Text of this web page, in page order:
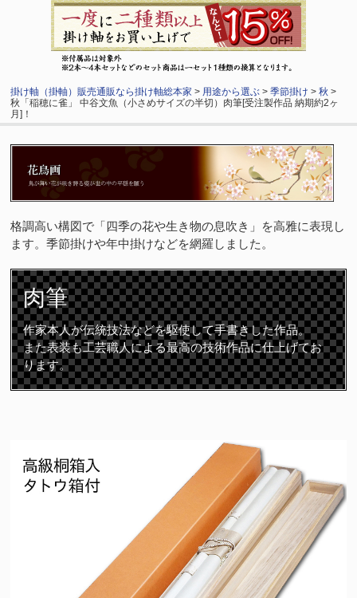
掛け軸（掛軸）販売通販なら掛け軸総本家 > 用途から選ぶ >季節掛け >秋 >
秋「稲穂に雀」 中谷文魚（小さめサイズの半切）肉筆[受注製作品 納期約2ヶ
月]！
格調高い構図で「四季の花や生き物の息吹き」を高雅に表現し
ます。季節掛けや年中掛けなどを網羅しました。
肉筆
作家本人が伝統技法などを駆使して手書きした作品。
また表装も工芸職人による最高の技術作品に仕上げてお
ります。